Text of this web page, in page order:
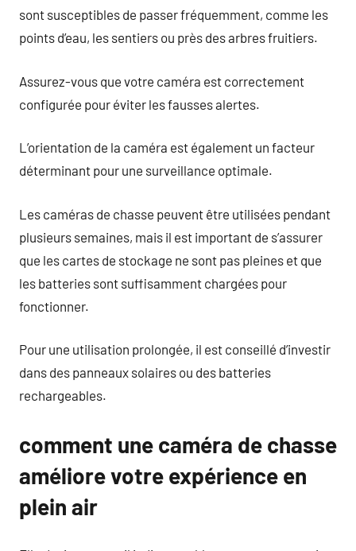
sont susceptibles de passer fréquemment, comme les
points d’eau, les sentiers ou près des arbres fruitiers.
Assurez-vous que votre caméra est correctement
configurée pour éviter les fausses alertes.
L’orientation de la caméra est également un facteur
déterminant pour une surveillance optimale.
Les caméras de chasse peuvent être utilisées pendant
plusieurs semaines, mais il est important de s’assurer
que les cartes de stockage ne sont pas pleines et que
les batteries sont suffisamment chargées pour
fonctionner.
Pour une utilisation prolongée, il est conseillé d’investir
dans des panneaux solaires ou des batteries
rechargeables.
comment une caméra de chasse
améliore votre expérience en
plein air